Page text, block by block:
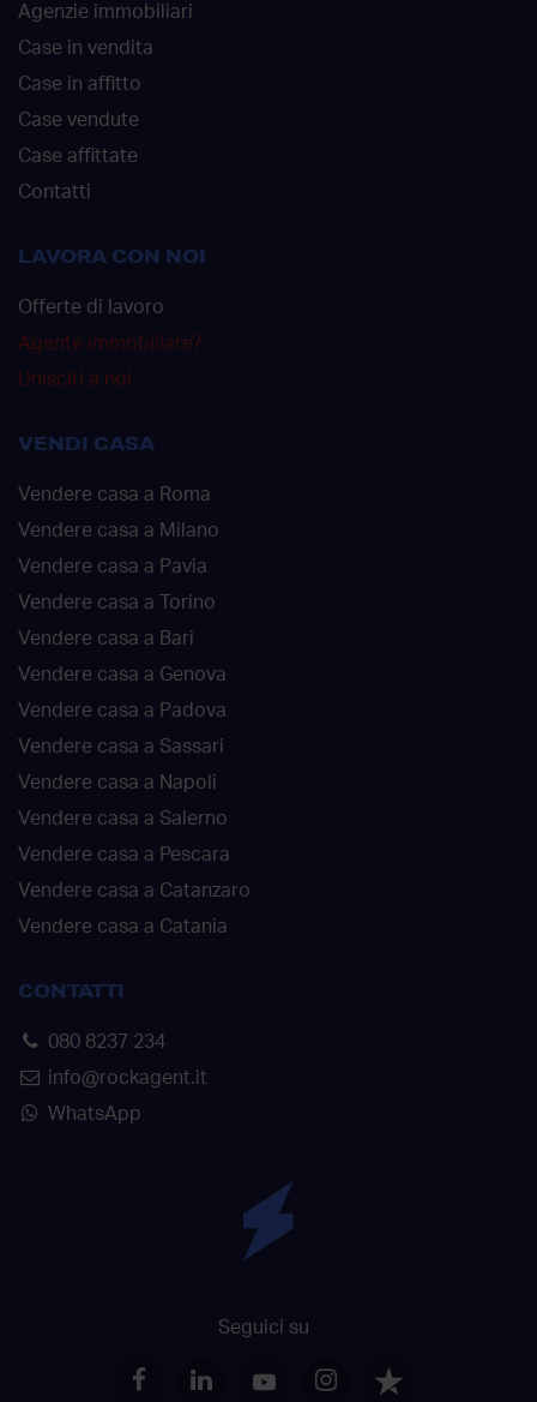
Agenzie immobiliari
Case in vendita
Case in affitto
Case vendute
Case affittate
Contatti
LAVORA CON NOI
Offerte di lavoro
Agente immobiliare?
Unisciti a noi
VENDI CASA
Vendere casa a Roma
Vendere casa a Milano
Vendere casa a Pavia
Vendere casa a Torino
Vendere casa a Bari
Vendere casa a Genova
Vendere casa a Padova
Vendere casa a Sassari
Vendere casa a Napoli
Vendere casa a Salerno
Vendere casa a Pescara
Vendere casa a Catanzaro
Vendere casa a Catania
CONTATTI
080 8237 234
info@rockagent.it
WhatsApp
Seguici su